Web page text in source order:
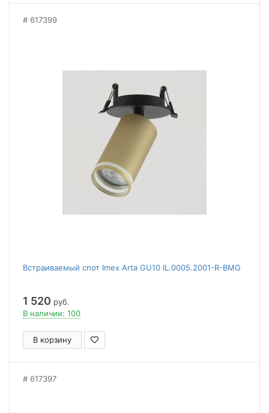
617399
Встраиваемый спот Imex Arta GU10 IL.0005.2001-R-BMG
1 520 руб.
В наличии: 100
В корзину
617397